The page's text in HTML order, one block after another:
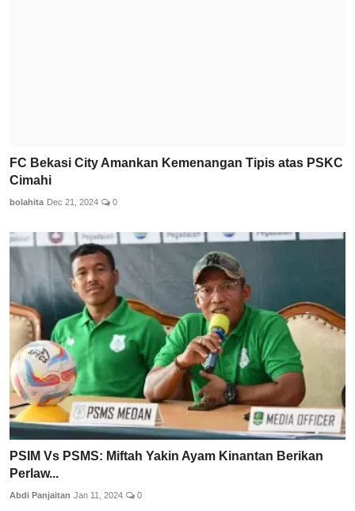
FC Bekasi City Amankan Kemenangan Tipis atas PSKC
Cimahi
bolahita Dec 21, 2024 0
PSIM Vs PSMS: Miftah Yakin Ayam Kinantan Berikan
Perlaw...
Abdi Panjaitan Jan 11, 2024 0